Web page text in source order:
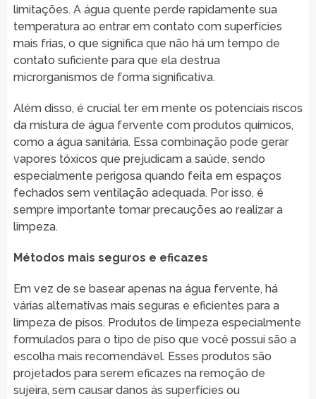
limitações. A água quente perde rapidamente sua
temperatura ao entrar em contato com superfícies
mais frias, o que significa que não há um tempo de
contato suficiente para que ela destrua
microrganismos de forma significativa.
Além disso, é crucial ter em mente os potenciais riscos
da mistura de água fervente com produtos químicos,
como a água sanitária. Essa combinação pode gerar
vapores tóxicos que prejudicam a saúde, sendo
especialmente perigosa quando feita em espaços
fechados sem ventilação adequada. Por isso, é
sempre importante tomar precauções ao realizar a
limpeza.
Métodos mais seguros e eficazes
Em vez de se basear apenas na água fervente, há
várias alternativas mais seguras e eficientes para a
limpeza de pisos. Produtos de limpeza especialmente
formulados para o tipo de piso que você possui são a
escolha mais recomendável. Esses produtos são
projetados para serem eficazes na remoção de
sujeira, sem causar danos às superfícies ou